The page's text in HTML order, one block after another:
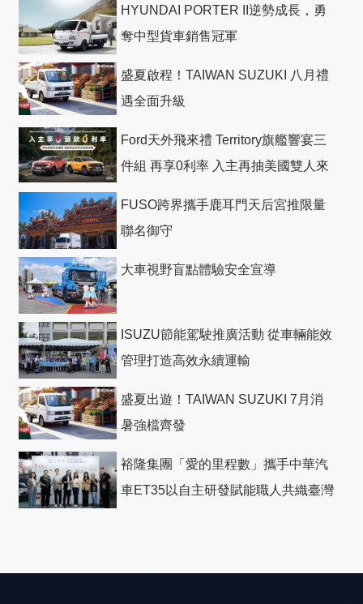
HYUNDAI PORTER II逆勢成長，勇
奪中型貨車銷售冠軍
盛夏啟程！TAIWAN SUZUKI 八月禮
遇全面升級
Ford天外飛來禮 Territory旗艦響宴三
件組 再享0利率 入主再抽美國雙人來
FUSO跨界攜手鹿耳門天后宮推限量
聯名御守
大車視野盲點體驗安全宣導
ISUZU節能駕駛推廣活動 從車輛能效
管理打造高效永續運輸
盛夏出遊！TAIWAN SUZUKI 7月消
暑強檔齊發
裕隆集團「愛的里程數」攜手中華汽
車ET35以自主研發賦能職人共織臺灣